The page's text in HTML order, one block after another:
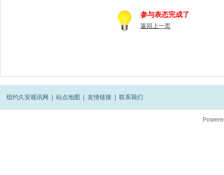
参与表态完成了
返回上一页
纽约久安视讯网 站点地图 友情链接 联系我们